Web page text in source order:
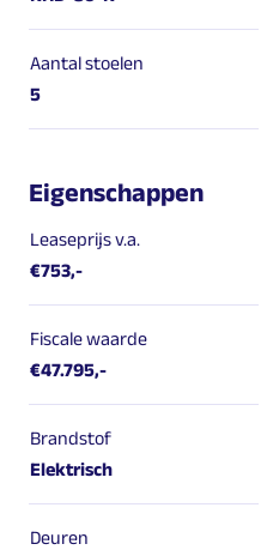
Aantal stoelen
5
Eigenschappen
Leaseprijs v.a.
€753,-
Fiscale waarde
€47.795,-
Brandstof
Elektrisch
Deuren